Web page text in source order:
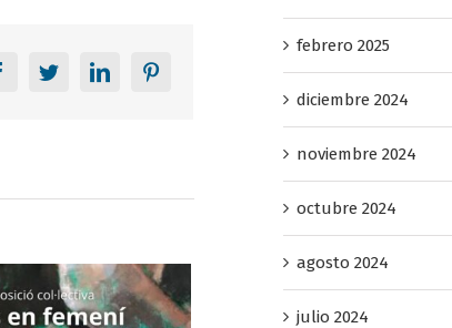
FacebookTwitterLinkedIn
febrero 2025
diciembre 2024
noviembre 2024
octubre 2024
agosto 2024
julio 2024